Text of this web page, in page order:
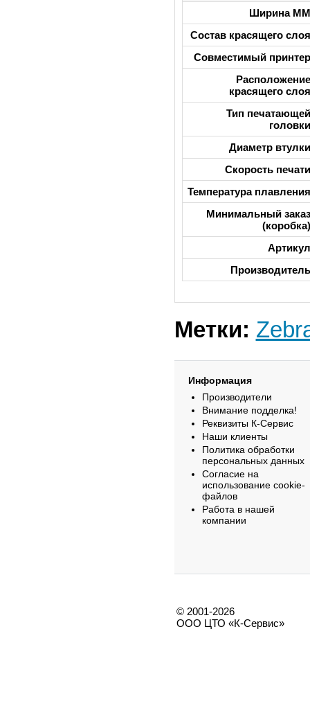
Ширина ММ
Состав красящего слоя
Совместимый принтер
Расположение
красящего слоя
Тип печатающей
головки
Диаметр втулки
Скорость печати
Температура плавления
Минимальный заказ
(коробка)
Артикул
Производитель
Метки:
Информация
Производители
Внимание подделка!
Реквизиты К-Сервис
Наши клиенты
Политика обработки
персональных данных
Согласие на
использование cookie-
файлов
Работа в нашей
компании
© 2001-2026
ООО ЦТО «К-Сервис»